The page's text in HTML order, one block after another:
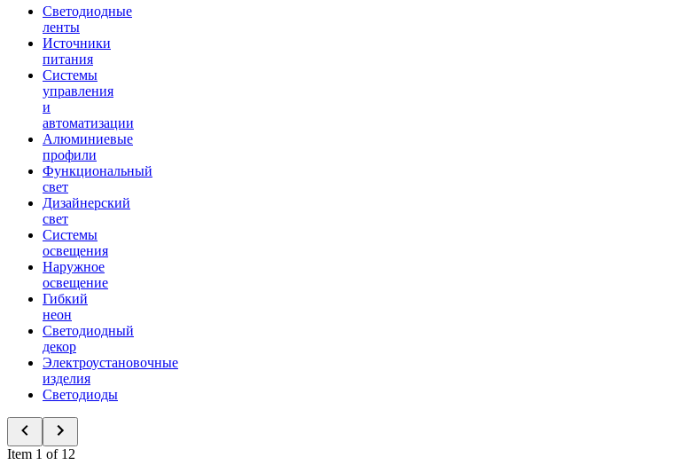
Светодиодные
ленты
Источники
питания
Системы
управления
и
автоматизации
Алюминиевые
профили
Функциональный
свет
Дизайнерский
свет
Системы
освещения
Наружное
освещение
Гибкий
неон
Светодиодный
декор
Электроустановочные
изделия
Светодиоды
Item 1 of 12